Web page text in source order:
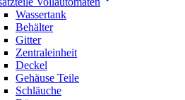
Wassertank
Behälter
Gitter
Zentraleinheit
Deckel
Gehäuse Teile
Schläuche